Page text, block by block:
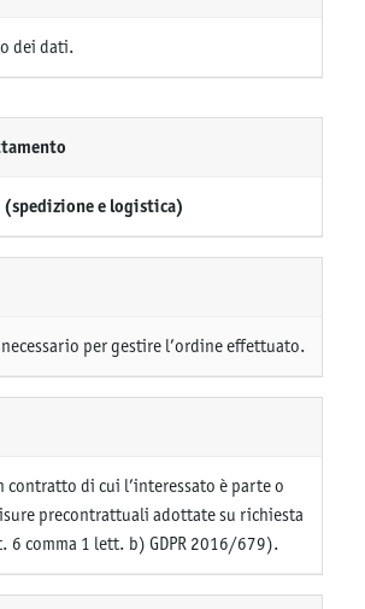
dei dati.
e logistica)
per gestire l’ordine effettuato.
contratto di cui l’interessato è parte o
precontrattuali adottate su richiesta
6 comma 1 lett. b) GDPR 2016/679).